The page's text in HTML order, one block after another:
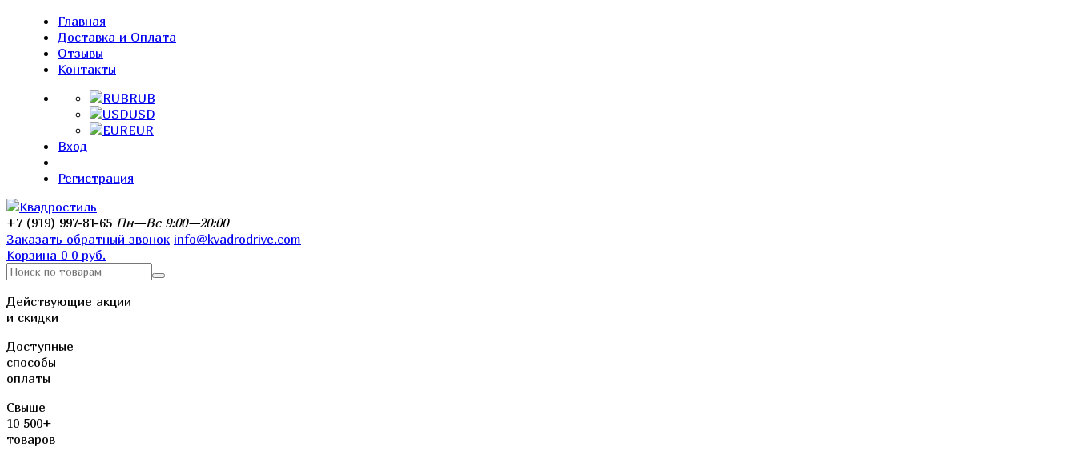
Главная
Доставка и Оплата
Отзывы
Контакты
RUB
USD
EUR
Вход
Регистрация
+7 (919) 997-81-65 Пн—Вс 9:00—20:00
Заказать обратный звонок info@kvadrodrive.com
Корзина 0 0 руб.
Действующие акции
и скидки
Доступные
способы
оплаты
Свыше
10 500+
товаров